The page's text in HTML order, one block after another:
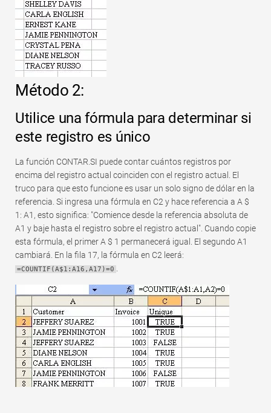
Método 2:
Utilice una fórmula para determinar si
este registro es único
La función CONTAR.SI puede contar cuántos registros por
encima del registro actual coinciden con el registro actual. El
truco para que esto funcione es usar un solo signo de dólar en la
referencia. Si ingresa una fórmula en C2 y hace referencia a A $
1: A1, esto significa: "Comience desde la referencia absoluta de
A1 y baje hasta el registro sobre el registro actual". Cuando copie
esta fórmula, el primer A $ 1 permanecerá igual. El segundo A1
cambiará. En la fila 17, la fórmula en C2 leerá:
=COUNTIF(A$1:A16,A17)=0